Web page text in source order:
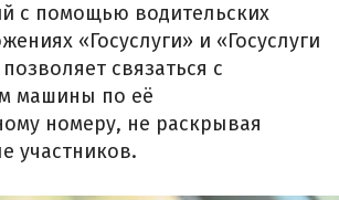
с помощью водительских
«Госуслуги» и «Госуслуги
связаться с
машины по её
номеру, не раскрывая
участников.